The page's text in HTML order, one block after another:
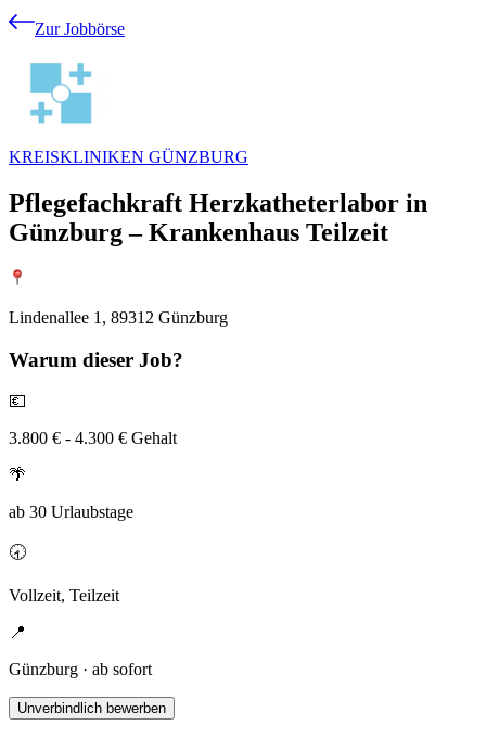
Zur Jobbörse
KREISKLINIKEN GÜNZBURG
Pflegefachkraft Herzkatheterlabor in
Günzburg – Krankenhaus Teilzeit
Lindenallee 1, 89312 Günzburg
Warum dieser Job?
💶
3.800 € - 4.300 € Gehalt
🌴
ab 30 Urlaubstage
🕣
Vollzeit, Teilzeit
📍
Günzburg · ab sofort
Unverbindlich bewerben